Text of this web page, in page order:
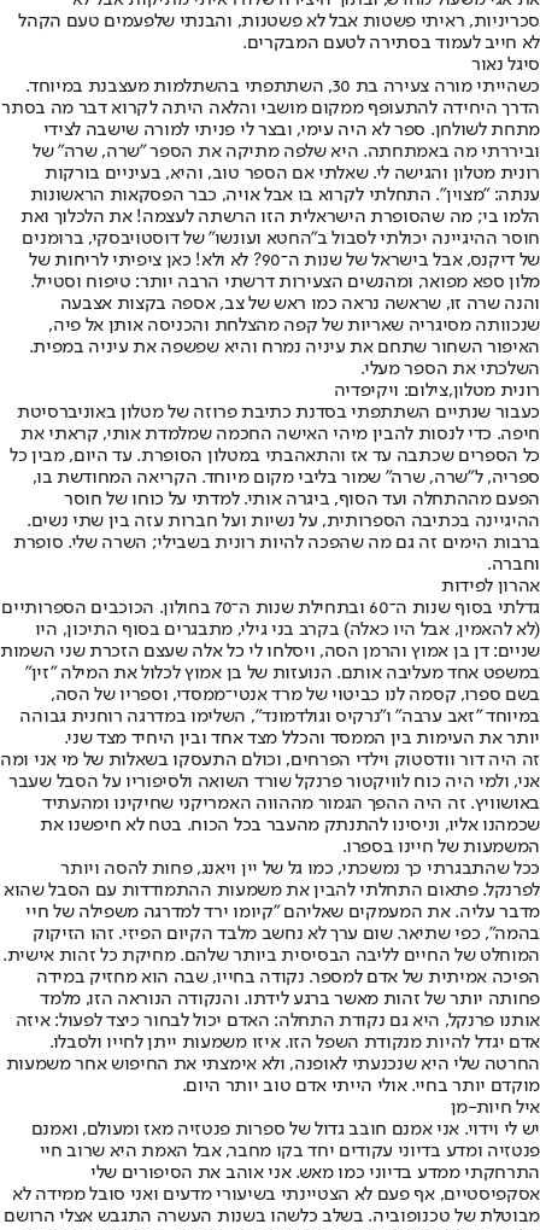
סכריניות, ראיתי פשטות אבל לא פשטנות, והבנתי שלפעמים טעם הקהל
לא חייב לעמוד בסתירה לטעם המבקרים.
סיגל נאור
כשהייתי מורה צעירה בת 30, השתתפתי בהשתלמות מעצבנת במיוחד.
הדרך היחידה להתעופף ממקום מושבי והלאה היתה לקרוא דבר מה בסתר
מתחת לשולחן. ספר לא היה עימי, ובצר לי פניתי למורה שישבה לצידי
וביררתי מה באמתחתה. היא שלפה מתיקה את הספר "שרה, שרה" של
רונית מטלון והגישה לי. שאלתי אם הספר טוב, והיא, בעיניים בורקות
ענתה: "מצוין". התחלתי לקרוא בו אבל אויה, כבר הפסקאות הראשונות
הלמו בי; מה שהסופרת הישראלית הזו הרשתה לעצמה! את הלכלוך ואת
חוסר ההיגיינה יכולתי לסבול ב"החטא ועונשו" של דוסטויבסקי, ברומנים
של דיקנס, אבל בישראל של שנות ה־90? לא ולא! כאן ציפיתי לריחות של
מלון ספא מפואר, ומהנשים הצעירות דרשתי הרבה יותר: טיפוח וסטייל.
והנה שרה זו, שראשה נראה כמו ראש של צב, אספה בקצות אצבעה
שנכוותה מסיגריה שאריות של קפה מהצלחת והכניסה אותן אל פיה,
האיפור השחור שתחם את עיניה נמרח והיא שפשפה את עיניה במפית.
השלכתי את הספר מעלי.
רונית מטלון,צילום: ויקיפדיה
כעבור שנתיים השתתפתי בסדנת כתיבת פרוזה של מטלון באוניברסיטת
חיפה. כדי לנסות להבין מיהי האישה החכמה שמלמדת אותי, קראתי את
כל הספרים שכתבה עד אז והתאהבתי במטלון הסופרת. עד היום, מבין כל
ספריה, ל"שרה, שרה" שמור בליבי מקום מיוחד. הקריאה המחודשת בו,
הפעם מההתחלה ועד הסוף, ביגרה אותי. למדתי על כוחו של חוסר
ההיגיינה בכתיבה הספרותית, על נשיות ועל חברות עזה בין שתי נשים.
ברבות הימים זה גם מה שהפכה להיות רונית בשבילי; השרה שלי. סופרת
וחברה.
אהרון לפידות
גדלתי בסוף שנות ה־60 ובתחילת שנות ה־70 בחולון. הכוכבים הספרותיים
(לא להאמין, אבל היו כאלה) בקרב בני גילי, מתבגרים בסוף התיכון, היו
שניים: דן בן אמוץ והרמן הסה, ויסלחו לי כל אלה שעצם הזכרת שני השמות
במשפט אחד מעליבה אותם. הנועזות של בן אמוץ לכלול את המילה "זין"
בשם ספרו, קסמה לנו כביטוי של מרד אנטי־ממסדי, וספריו של הסה,
במיוחד "זאב ערבה" ו"נרקיס וגולדמונד", השלימו במדרגה רוחנית גבוהה
יותר את העימות בין הממסד והכלל מצד אחד ובין היחיד מצד שני.
זה היה דור וודסטוק וילדי הפרחים, וכולם התעסקו בשאלות של מי אני ומה
אני, ולמי היה כוח לוויקטור פרנקל שורד השואה ולסיפוריו על הסבל שעבר
באושוויץ. זה היה ההפך הגמור מההווה האמריקני שחיקינו ומהעתיד
שכמהנו אליו, וניסינו להתנתק מהעבר בכל הכוח. בטח לא חיפשנו את
המשמעות של חיינו בספרו.
ככל שהתבגרתי כך נמשכתי, כמו גל של יין ויאנג, פחות להסה ויותר
לפרנקל. פתאום התחלתי להבין את משמעות ההתמודדות עם הסבל שהוא
מדבר עליה. את המעמקים שאליהם "קיומו ירד למדרגה משפילה של חיי
בהמה", כפי שתיאר. שום ערך לא נחשב מלבד הקיום הפיזי. זהו הזיקוק
המוחלט של החיים לליבה הבסיסית ביותר שלהם. מחיקת כל זהות אישית.
הפיכה אמיתית של אדם למספר. נקודה בחייו, שבה הוא מחזיק במידה
פחותה יותר של זהות מאשר ברגע לידתו. והנקודה הנוראה הזו, מלמד
אותנו פרנקל, היא גם נקודת התחלה: האדם יכול לבחור כיצד לפעול: איזה
אדם יגדל להיות מנקודת השפל הזו. איזו משמעות ייתן לחייו ולסבלו.
החרטה שלי היא שנכנעתי לאופנה, ולא אימצתי את החיפוש אחר משמעות
מוקדם יותר בחיי. אולי הייתי אדם טוב יותר היום.
איל חיות-מן
יש לי וידוי. אני אמנם חובב גדול של ספרות פנטזיה מאז ומעולם, ואמנם
פנטזיה ומדע בדיוני עקודים יחד בקו מחבר, אבל האמת היא שרוב חיי
התרחקתי ממדע בדיוני כמו מאש. אני אוהב את הסיפורים שלי
אסקפיסטיים, אף פעם לא הצטיינתי בשיעורי מדעים ואני סובל ממידה לא
מבוטלת של טכנופוביה. בשלב כלשהו בשנות העשרה התגבש אצלי הרושם